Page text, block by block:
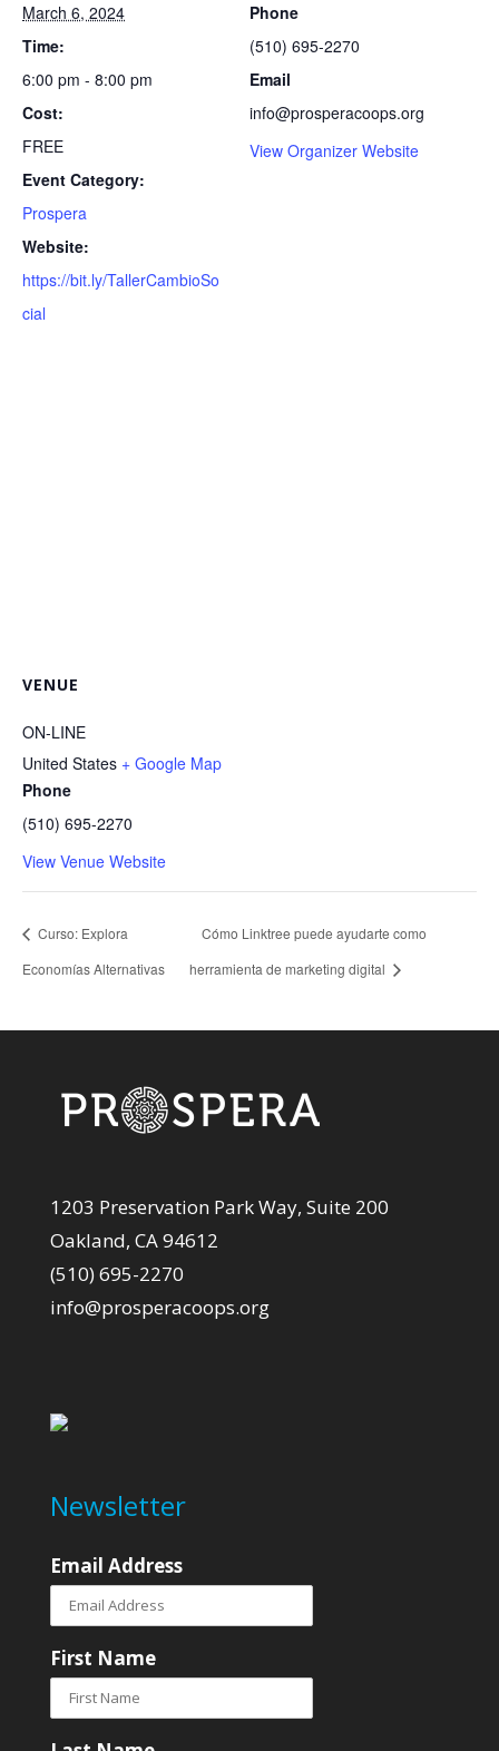
March 6, 2024
Time:
6:00 pm - 8:00 pm
Cost:
FREE
Event Category:
Prospera
Website:
https://bit.ly/TallerCambioSo
cial
Phone
(510) 695-2270
Email
info@prosperacoops.org
View Organizer Website
VENUE
ON-LINE
United States + Google Map
Phone
(510) 695-2270
View Venue Website
Curso: Explora
Economías Alternativas
Cómo Linktree puede ayudarte como
herramienta de marketing digital
1203 Preservation Park Way, Suite 200
Oakland, CA 94612
(510) 695-2270
info@prosperacoops.org
Newsletter
Email Address
First Name